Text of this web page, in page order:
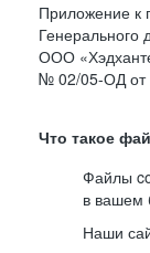
Приложение к
Генерального
ООО
№ 02/05-ОД от
Что такое
Файлы
в вашем
Наши